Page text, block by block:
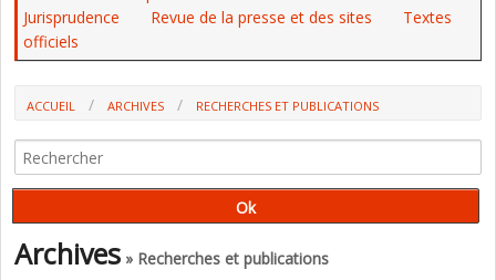
Jurisprudence
Revue de la presse et des sites
Textes
officiels
ACCUEIL ARCHIVES
RECHERCHES ET PUBLICATIONS
PROFESSIONNELLES À VALORISER (CENTRE HENRI AIGUEPERSE)
Archives » Recherches et publications